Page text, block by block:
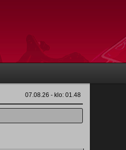
07.08.26 - klo: 01.48